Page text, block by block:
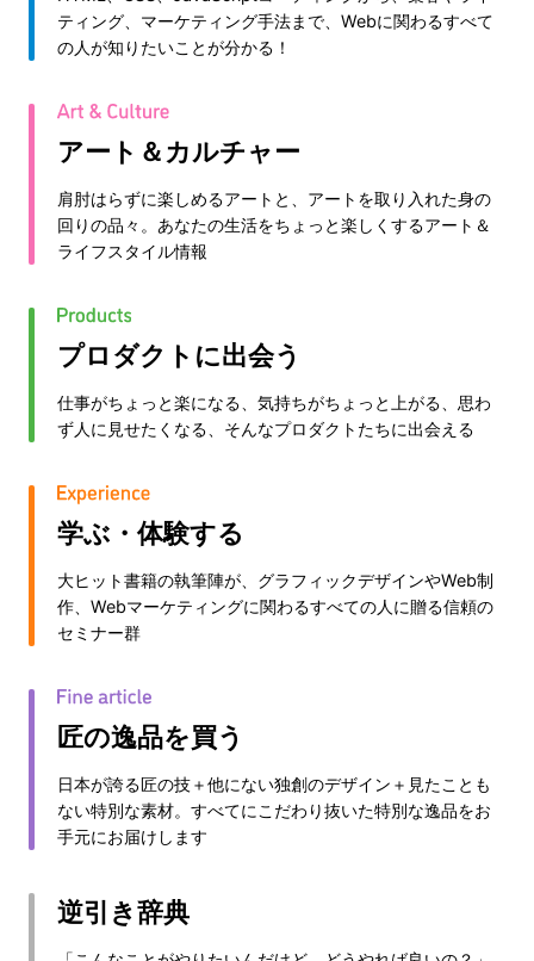
ティング、マーケティング手法まで、Webに関わるすべて
の人が知りたいことが分かる！
アート＆カルチャー
肩肘はらずに楽しめるアートと、アートを取り入れた身の
回りの品々。あなたの生活をちょっと楽しくするアート＆
ライフスタイル情報
プロダクトに出会う
仕事がちょっと楽になる、気持ちがちょっと上がる、思わ
ず人に見せたくなる、そんなプロダクトたちに出会える
学ぶ・体験する
大ヒット書籍の執筆陣が、グラフィックデザインやWeb制
作、Webマーケティングに関わるすべての人に贈る信頼の
セミナー群
匠の逸品を買う
日本が誇る匠の技＋他にない独創のデザイン＋見たことも
ない特別な素材。すべてにこだわり抜いた特別な逸品をお
手元にお届けします
逆引き辞典